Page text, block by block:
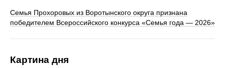
Семья Прохоровых из Воротынского округа признана
победителем Всероссийского конкурса «Семья года — 2026»
Картина дня